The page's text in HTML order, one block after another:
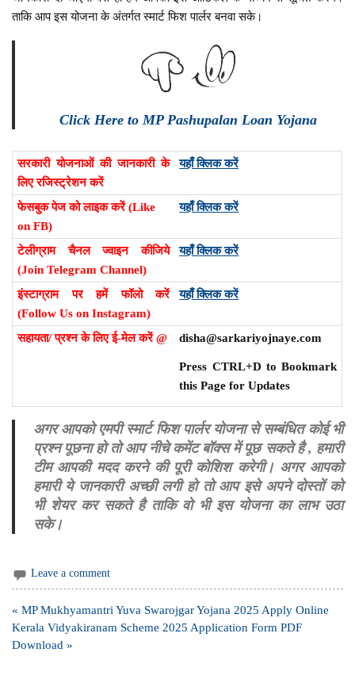
ताकि आप इस योजना के अंतर्गत स्मार्ट फिश पार्लर बनवा सके।
Click Here to MP Pashupalan Loan Yojana
सरकारी योजनाओं की जानकारी के
लिए रजिस्ट्रेशन करें
यहाँ क्लिक करें
फेसबुक पेज को लाइक करें (Like
on FB)
यहाँ क्लिक करें
टेलीग्राम चैनल ज्वाइन कीजिये
(Join Telegram Channel)
यहाँ क्लिक करें
इंस्टाग्राम पर हमें फॉलो करें
(Follow Us on Instagram)
यहाँ क्लिक करें
सहायता/ प्रश्न के लिए ई-मेल करें @ disha@sarkariyojnaye.com
Press CTRL+D to Bookmark
this Page for Updates
अगर आपको एमपी स्मार्ट फिश पार्लर योजना से सम्बंधित कोई भी
प्रश्न पूछना हो तो आप नीचे कमेंट बॉक्स में पूछ सकते है , हमारी
टीम आपकी मदद करने की पूरी कोशिश करेगी। अगर आपको
हमारी ये जानकारी अच्छी लगी हो तो आप इसे अपने दोस्तों को
भी शेयर कर सकते है ताकि वो भी इस योजना का लाभ उठा
सके।
Leave a comment
Post
navigation
« MP Mukhyamantri Yuva Swarojgar Yojana 2025 Apply Online
Kerala Vidyakiranam Scheme 2025 Application Form PDF
Download »